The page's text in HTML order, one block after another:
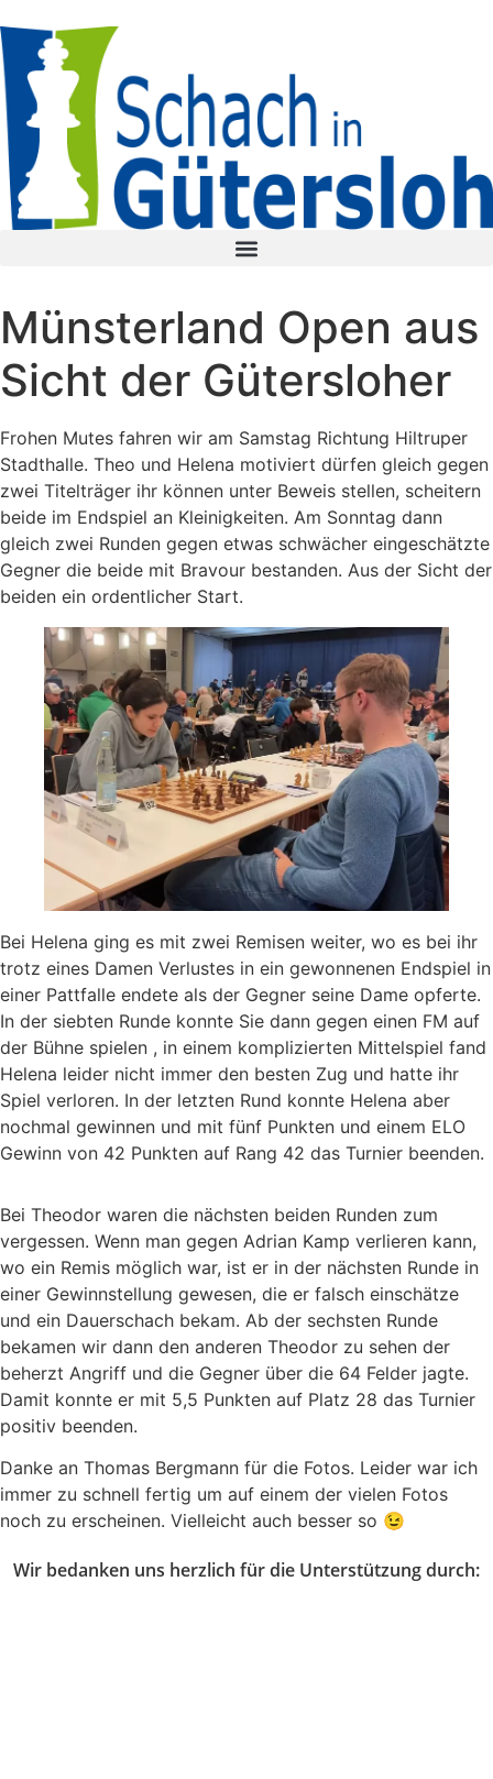
Münsterland Open aus
Sicht der Gütersloher
Frohen Mutes fahren wir am Samstag Richtung Hiltruper
Stadthalle. Theo und Helena motiviert dürfen gleich gegen
zwei Titelträger ihr können unter Beweis stellen, scheitern
beide im Endspiel an Kleinigkeiten. Am Sonntag dann
gleich zwei Runden gegen etwas schwächer eingeschätzte
Gegner die beide mit Bravour bestanden. Aus der Sicht der
beiden ein ordentlicher Start.
Bei Helena ging es mit zwei Remisen weiter, wo es bei ihr
trotz eines Damen Verlustes in ein gewonnenen Endspiel in
einer Pattfalle endete als der Gegner seine Dame opferte.
In der siebten Runde konnte Sie dann gegen einen FM auf
der Bühne spielen , in einem komplizierten Mittelspiel fand
Helena leider nicht immer den besten Zug und hatte ihr
Spiel verloren. In der letzten Rund konnte Helena aber
nochmal gewinnen und mit fünf Punkten und einem ELO
Gewinn von 42 Punkten auf Rang 42 das Turnier beenden.
Bei Theodor waren die nächsten beiden Runden zum
vergessen. Wenn man gegen Adrian Kamp verlieren kann,
wo ein Remis möglich war, ist er in der nächsten Runde in
einer Gewinnstellung gewesen, die er falsch einschätze
und ein Dauerschach bekam. Ab der sechsten Runde
bekamen wir dann den anderen Theodor zu sehen der
beherzt Angriff und die Gegner über die 64 Felder jagte.
Damit konnte er mit 5,5 Punkten auf Platz 28 das Turnier
positiv beenden.
Danke an Thomas Bergmann für die Fotos. Leider war ich
immer zu schnell fertig um auf einem der vielen Fotos
noch zu erscheinen. Vielleicht auch besser so 😉
Wir bedanken uns herzlich für die Unterstützung durch: